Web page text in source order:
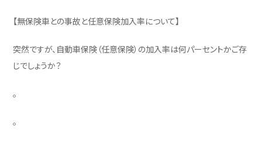
【無保険車との事故と任意保険加入率について】
突然ですが、自動車保険（任意保険）の加入率は何パーセントかご存
じでしょうか？
。
。